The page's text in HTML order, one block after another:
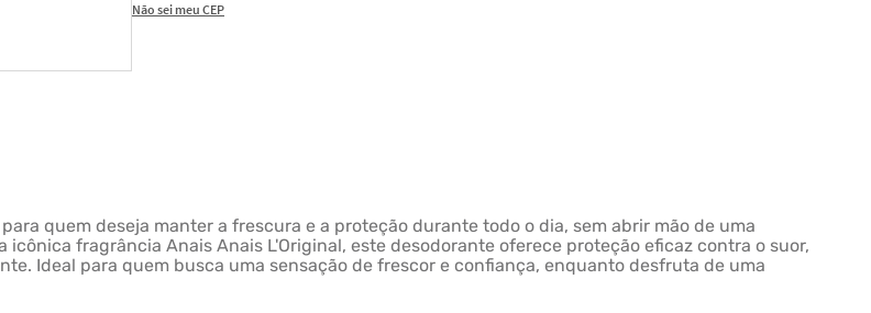
Não sei meu CEP
quem deseja manter a frescura e a proteção durante todo o dia, sem abrir mão de uma
fragrância Anais Anais L'Original, este desodorante oferece proteção eficaz contra o suor,
Ideal para quem busca uma sensação de frescor e confiança, enquanto desfruta de uma